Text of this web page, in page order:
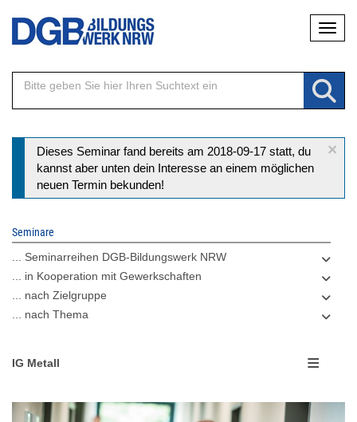
Direkt
Inhalt
×
Statusmeldung
Dieses Seminar fand bereits am 2018-09-17 statt, du
kannst aber unten dein Interesse an einem möglichen
neuen Termin bekunden!
Seminare
... Seminarreihen DGB-Bildungswerk NRW
... in Kooperation mit Gewerkschaften
... nach Zielgruppe
... nach Thema
IG Metall